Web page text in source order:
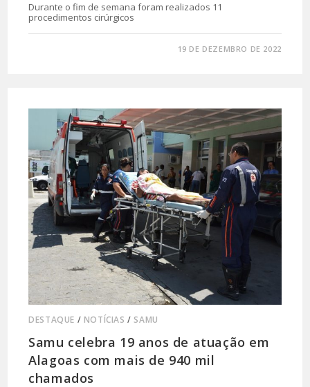
Durante o fim de semana foram realizados 11
procedimentos cirúrgicos
19 DE DEZEMBRO DE 2022
DESTAQUE / NOTÍCIAS / SAMU
Samu celebra 19 anos de atuação em
Alagoas com mais de 940 mil
chamados